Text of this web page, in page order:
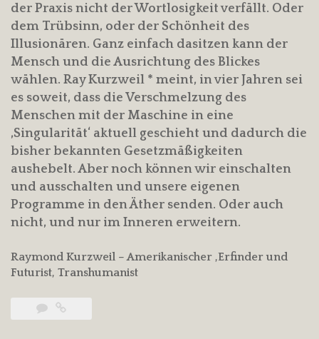
der Praxis nicht der Wortlosigkeit verfällt. Oder
dem Trübsinn, oder der Schönheit des
Illusionären. Ganz einfach dasitzen kann der
Mensch und die Ausrichtung des Blickes
wählen. Ray Kurzweil * meint, in vier Jahren sei
es soweit, dass die Verschmelzung des
Menschen mit der Maschine in eine
‚Singularität‘ aktuell geschieht und dadurch die
bisher bekannten Gesetzmäßigkeiten
aushebelt. Aber noch können wir einschalten
und ausschalten und unsere eigenen
Programme in den Äther senden. Oder auch
nicht, und nur im Inneren erweitern.
Raymond Kurzweil – Amerikanischer ,Erfinder und
Futurist, Transhumanist